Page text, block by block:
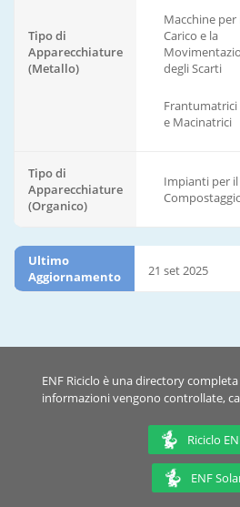
Tipo di
Apparecchiature
(Metallo)
Macchine per
Carico e la
degli Scarti
Frantumatrici
e Macinatrici
Tipo di
Apparecchiature
(Organico)
Impianti per il
Ultimo
Aggiornamento
21 set 2025
ENF Riciclo è una directory
informazioni vengono controllate,
Riciclo
ENF